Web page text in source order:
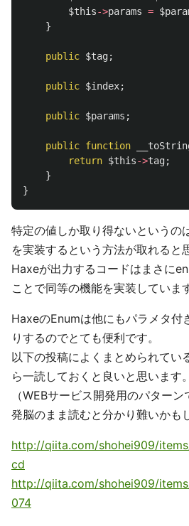
$this->params =
}
public $tag;
public $index;
public $params ;
public function
return $this->tag;
}
}
特定の値しか取り得ないというの
を実装するという方法が取れると
Haxeが出力するコードはまさに
ことで同等の機能を実装していま
HaxeのEnumは他にもパラメタ付
りするのでとても便利です。
以下の投稿によくまとめられてい
ら一読しておくと良いと思います。
（WEBサービス開発用のパター
発脳のまま読むと分かり難いかも
http://qiita.com/shohei909/
cd
http://qiita.com/shohei909/
074